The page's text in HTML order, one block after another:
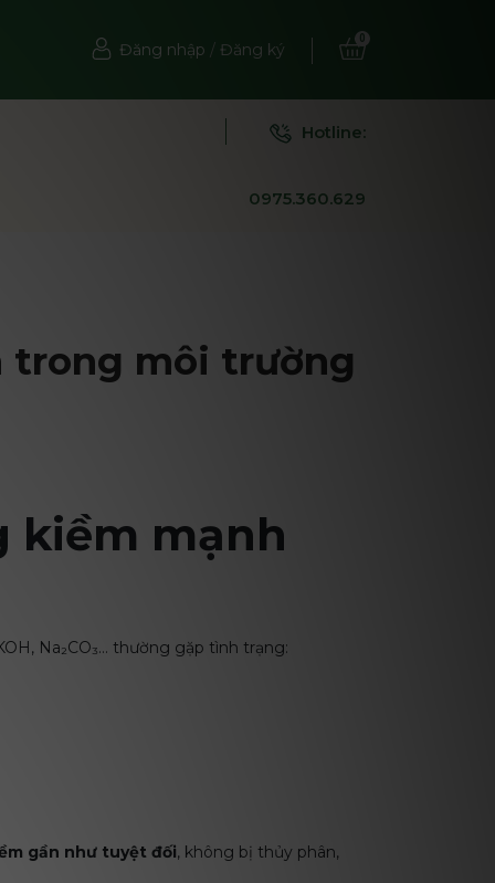
Đăng nhập / Đăng ký
0
Hotline:
0975.360.629
trong môi trường
kiềm mạnh
Na₂CO₃… thường gặp tình trạng:
gần như tuyệt đối, không bị thủy phân,